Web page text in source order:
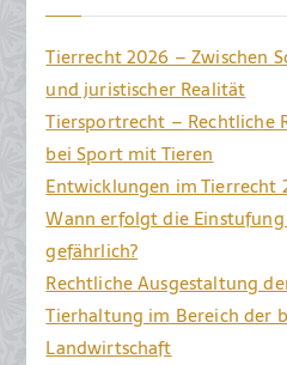
Tierrecht 2026 – Zwischen
und juristischer Realität
Tiersportrecht – Rechtliche
bei Sport mit Tieren
Entwicklungen im Tierrecht
Wann erfolgt die Einstufung
gefährlich?
Rechtliche Ausgestaltung
Tierhaltung im Bereich der
Landwirtschaft